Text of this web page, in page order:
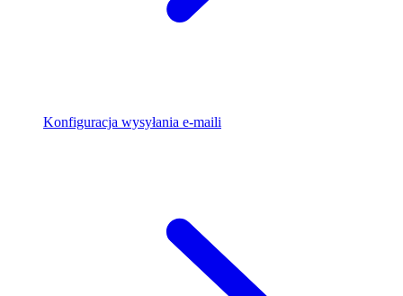
Konfiguracja wysyłania e-maili